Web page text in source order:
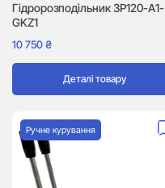
Гідророзподільник 3P120-A1-
GKZ1
10 750₴
Деталі товару
Ручне курування